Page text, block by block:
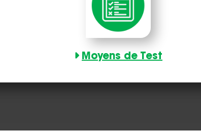
Moyens de Test